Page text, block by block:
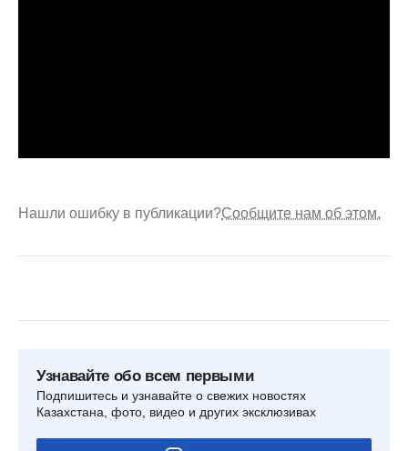
Нашли ошибку в публикации?Сообщите нам об этом.
Узнавайте обо всем первыми
Подпишитесь и узнавайте о свежих новостях
Казахстана, фото, видео и других эксклюзивах